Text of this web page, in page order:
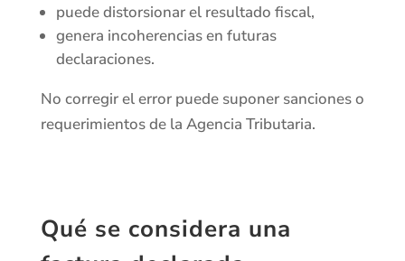
puede distorsionar el resultado fiscal,
genera incoherencias en futuras
declaraciones.
No corregir el error puede suponer sanciones o
requerimientos de la Agencia Tributaria.
Qué se considera una